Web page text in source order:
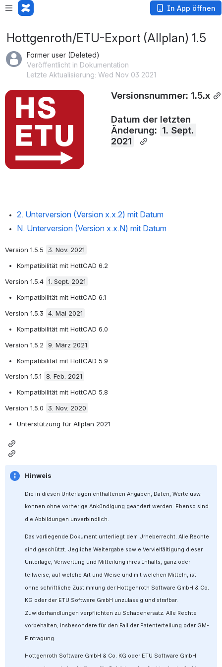
In App öffnen
Hottgenroth/ETU-Export (Allplan) 1.5
Former user (Deleted)
Veröffentlicht in Dokumentation
Letzte Aktualisierung: Wed Nov 03 2021
Versionsnummer: 1.5.x
Datum der letzten
Änderung: 1. Sept.
2021
2. Unterversion (Version x.x.2) mit Datum
N. Unterversion (Version x.x.N) mit Datum
Version 1.5.5
3. Nov. 2021
Kompatibilität mit HottCAD 6.2
Version 1.5.4 1. Sept. 2021
Kompatibilität mit HottCAD 6.1
Version 1.5.3
4. Mai 2021
Kompatibilität mit HottCAD 6.0
Version 1.5.2
9. März 2021
Kompatibilität mit HottCAD 5.9
Version 1.5.1
8. Feb. 2021
Kompatibilität mit HottCAD 5.8
Version 1.5.0
3. Nov. 2020
Unterstützung für Allplan 2021
Hinweis
Die in diesen Unterlagen enthaltenen Angaben, Daten, Werte usw.
können ohne vorherige Ankündigung geändert werden. Ebenso sind
die Abbildungen unverbindlich.
Das vorliegende Dokument unterliegt dem Urheberrecht. Alle Rechte
sind geschützt. Jegliche Weitergabe sowie Vervielfältigung dieser
Unterlage, Verwertung und Mitteilung ihres Inhalts, ganz oder
teilweise, auf welche Art und Weise und mit welchen Mitteln, ist
ohne schriftliche Zustimmung der Hottgenroth Software GmbH & Co.
KG oder der ETU Software GmbH unzulässig und strafbar.
Zuwiderhandlungen verpflichten zu Schadenersatz. Alle Rechte
vorbehalten, insbesondere für den Fall der Patenterteilung oder GM-
Eintragung.
Hottgenroth Software GmbH & Co. KG oder ETU Software GmbH